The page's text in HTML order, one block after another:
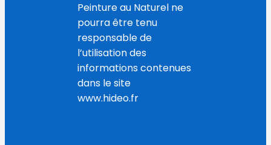
Peinture au Naturel ne
pourra être tenu
responsable de
l’utilisation des
informations contenues
dans le site
www.hideo.fr